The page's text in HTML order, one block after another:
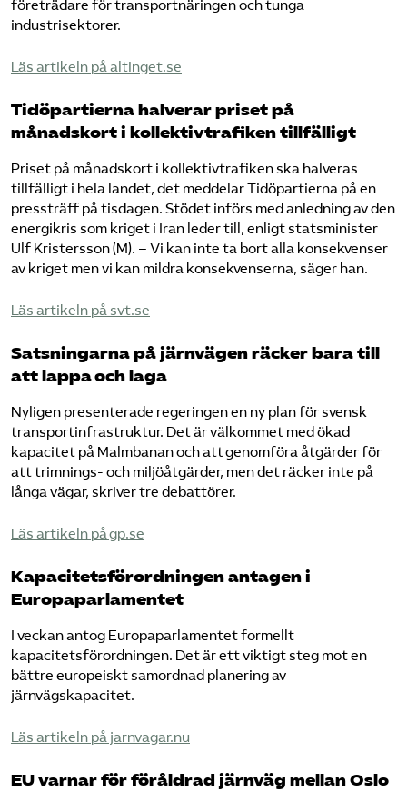
företrädare för transportnäringen och tunga
industrisektorer.
​Läs artikeln på altinget.se​
Tidöpartierna halverar priset på
månadskort i kollektivtrafiken tillfälligt
Priset på månadskort i kollektivtrafiken ska halveras
tillfälligt i hela landet, det meddelar Tidöpartierna på en
pressträff på tisdagen. Stödet införs med anledning av den
energikris som kriget i Iran leder till, enligt statsminister
Ulf Kristersson (M). – Vi kan inte ta bort alla konsekvenser
av kriget men vi kan mildra konsekvenserna, säger han.
​Läs artikeln på svt.se​
Satsningarna på järnvägen räcker bara till
att lappa och laga
Nyligen presenterade regeringen en ny plan för svensk
transportinfrastruktur. Det är välkommet med ökad
kapacitet på Malmbanan och att genomföra åtgärder för
att trimnings- och miljöåtgärder, men det räcker inte på
långa vägar, skriver tre debattörer.
​Läs artikeln på gp.se​
Kapacitetsförordningen antagen i
Europaparlamentet
I veckan antog Europaparlamentet formellt
kapacitetsförordningen. Det är ett viktigt steg mot en
bättre europeiskt samordnad planering av
järnvägskapacitet.
​Läs artikeln på jarnvagar.nu​
EU varnar för föråldrad järnväg mellan Oslo